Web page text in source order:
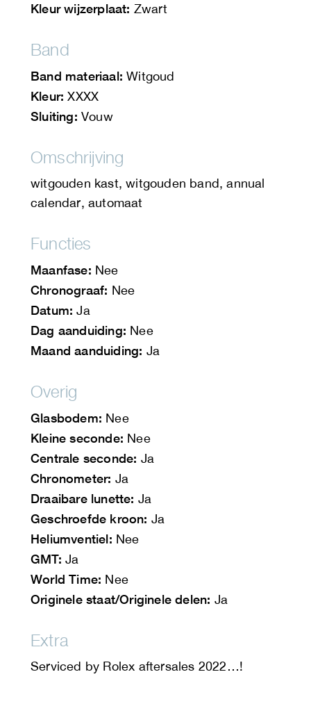
Kleur wijzerplaat: Zwart
Band
Band materiaal: Witgoud
Kleur: XXXX
Sluiting: Vouw
Omschrijving
witgouden kast, witgouden band, annual
calendar, automaat
Functies
Maanfase: Nee
Chronograaf: Nee
Datum: Ja
Dag aanduiding: Nee
Maand aanduiding: Ja
Overig
Glasbodem: Nee
Kleine seconde: Nee
Centrale seconde: Ja
Chronometer: Ja
Draaibare lunette: Ja
Geschroefde kroon: Ja
Heliumventiel: Nee
GMT: Ja
World Time: Nee
Originele staat/Originele delen: Ja
Extra
Serviced by Rolex aftersales 2022…!